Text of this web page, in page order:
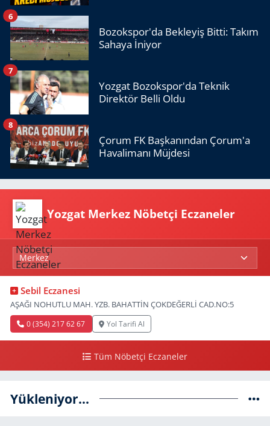
Bozokspor'da Bekleyiş Bitti: Takım
Sahaya İniyor
6
Yozgat Bozokspor'da Teknik
Direktör Belli Oldu
7
Çorum FK Başkanından Çorum'a
Havalimanı Müjdesi
8
Yozgat Merkez Nöbetçi Eczaneler
Sebil Eczanesi
AŞAĞI NOHUTLU MAH. YZB. BAHATTİN ÇOKDEĞERLİ CAD.NO:5
0 (354) 217 62 67 Yol Tarifi Al
Tüm Nöbetçi Eczaneler
Yükleniyor...